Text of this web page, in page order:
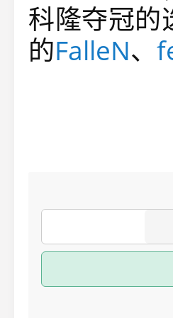
科隆夺冠的
的FalleN、